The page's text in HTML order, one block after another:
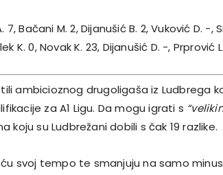
7, Bačani M. 2, Dijanušić B. 2, Vuković D. -,
K. 0, Novak K. 23, Dijanušić D. -, Prprović
ambicioznog drugoligaša iz Ludbrega
za A1 Ligu. Da mogu igrati s
su Ludbrežani dobili s čak 19 razlike.
svoj tempo te smanjuju na samo